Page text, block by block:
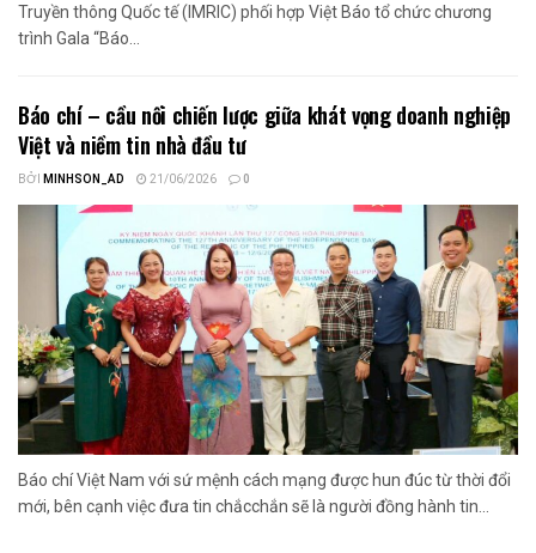
Truyền thông Quốc tế (IMRIC) phối hợp Việt Báo tổ chức chương
trình Gala “Báo...
Báo chí – cầu nối chiến lược giữa khát vọng doanh nghiệp
Việt và niềm tin nhà đầu tư
BỞI MINHSON_AD 21/06/2026 0
Báo chí Việt Nam với sứ mệnh cách mạng được hun đúc từ thời đổi
mới, bên cạnh việc đưa tin chắcchắn sẽ là người đồng hành tin...